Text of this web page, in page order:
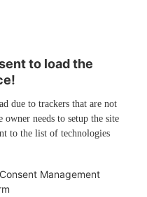
to load the
due to trackers that are not
needs to setup the site
to the list of technologies
Management